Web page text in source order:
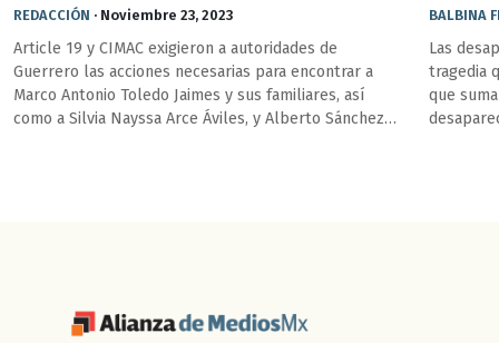
REDACCIÓN · Noviembre 23, 2023
Article 19 y CIMAC exigieron a autoridades de
Guerrero las acciones necesarias para encontrar a
Marco Antonio Toledo Jaimes y sus familiares, así
como a Silvia Nayssa Arce Áviles, y Alberto Sánchez
BALBINA
Las
tragedia
que